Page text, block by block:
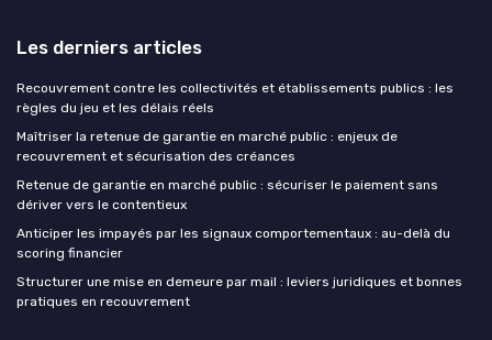
Les derniers articles
Recouvrement contre les collectivités et établissements publics : les
règles du jeu et les délais réels
Maîtriser la retenue de garantie en marché public : enjeux de
recouvrement et sécurisation des créances
Retenue de garantie en marché public : sécuriser le paiement sans
dériver vers le contentieux
Anticiper les impayés par les signaux comportementaux : au-delà du
scoring financier
Structurer une mise en demeure par mail : leviers juridiques et bonnes
pratiques en recouvrement